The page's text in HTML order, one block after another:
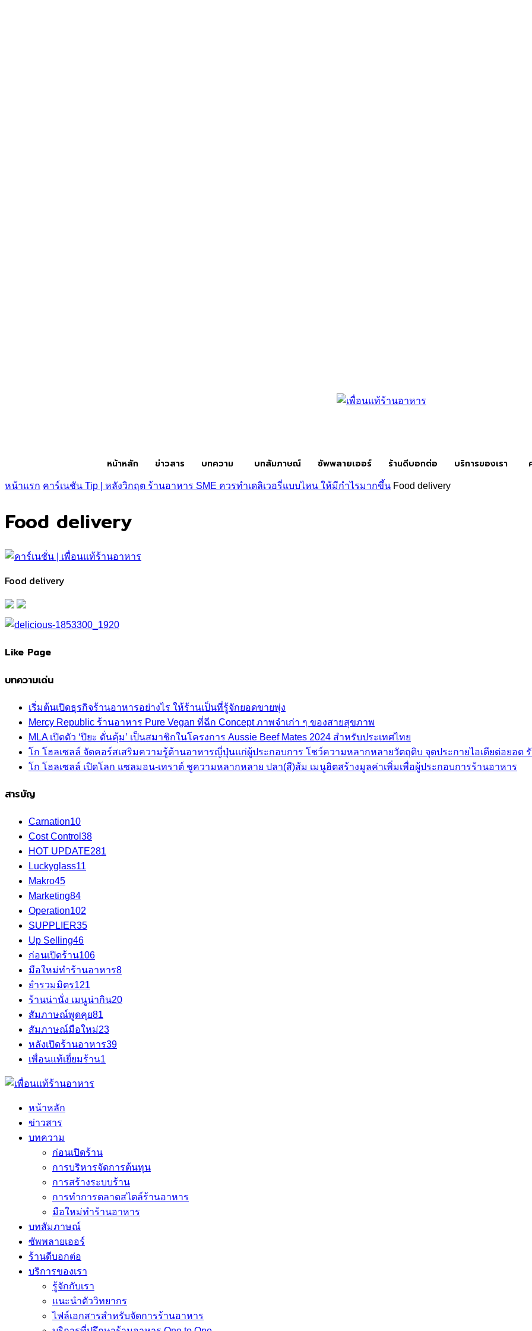
หน้าหลัก ข่าวสาร บทความ บทสัมภาษณ์ ซัพพลายเออร์ ร้านดีบอกต่อ บริการของเรา
หน้าแรก คาร์เนชัน Tip | หลังวิกฤต ร้านอาหาร SME ควรทำเดลิเวอรี่แบบไหน ให้มีกำไรมากขึ้น Food delivery
Food delivery
Food delivery
Like Page
บทความเด่น
เริ่มต้นเปิดธุรกิจร้านอาหารอย่างไร ให้ร้านเป็นที่รู้จักยอดขายพุ่ง
Mercy Republic ร้านอาหาร Pure Vegan ที่ฉีก Concept ภาพจำเก่า ๆ ของสายสุขภาพ
MLA เปิดตัว ‘ปิยะ ดั่นคุ้ม’ เป็นสมาชิกในโครงการ Aussie Beef Mates 2024 สำหรับประเทศไทย
โก โฮลเซลล์ จัดคอร์สเสริมความรู้ด้านอาหารญี่ปุ่นแก่ผู้ประกอบการ โชว์ความหลากหลายวัตถุดิบ จุดประกายไอเดียต่อยอด
โก โฮลเซลล์ เปิดโลก แซลมอน-เทราต์ ชูความหลากหลาย ปลา(สี)ส้ม เมนูฮิตสร้างมูลค่าเพิ่มเพื่อผู้ประกอบการร้านอาหาร
สารบัญ
Carnation10
Cost Control 38
HOT UPDATE281
Luckyglass11
Makro45
Marketing84
Operation102
SUPPLIER35
Up Selling46
ก่อนเปิดร้าน106
มือใหม่ทำร้านอาหาร8
ยำรวมมิตร121
ร้านน่านั่ง เมนูน่ากิน20
สัมภาษณ์พูดคุย81
สัมภาษณ์มือใหม่23
หลังเปิดร้านอาหาร39
เพื่อนแท้เยี่ยมร้าน1
หน้าหลัก
ข่าวสาร
บทความ
ก่อนเปิดร้าน
การบริหารจัดการต้นทุน
การสร้างระบบร้าน
การทำการตลาดสไตล์ร้านอาหาร
มือใหม่ทำร้านอาหาร
บทสัมภาษณ์
ซัพพลายเออร์
ร้านดีบอกต่อ
บริการของเรา
รู้จักกับเรา
แนะนำตัววิทยากร
ไฟล์เอกสารสำหรับจัดการร้านอาหาร